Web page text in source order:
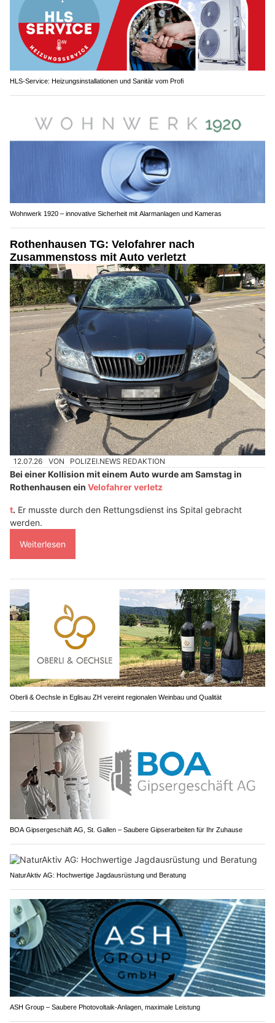
HLS-Service: Heizungsinstallationen und Sanitär vom Profi
Wohnwerk 1920 – innovative Sicherheit mit Alarmanlagen und Kameras
Rothenhausen TG: Velofahrer nach
Zusammenstoss mit Auto verletzt
12.07.26 VON POLIZEI.NEWS REDAKTION
Bei einer Kollision mit einem Auto wurde am Samstag in
Rothenhausen ein Velofahrer verletz
t. Er musste durch den Rettungsdienst ins Spital gebracht
werden.
Weiterlesen
Oberli & Oechsle in Eglisau ZH vereint regionalen Weinbau und Qualität
BOA Gipsergeschäft AG, St. Gallen – Saubere Gipserarbeiten für Ihr Zuhause
NaturAktiv AG: Hochwertige Jagdausrüstung und Beratung
ASH Group – Saubere Photovoltaik-Anlagen, maximale Leistung